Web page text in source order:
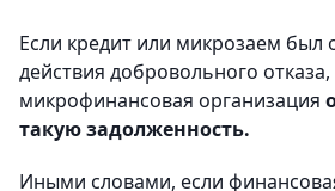
Если кредит или микрозаем
действия добровольного
микрофинансовая организация
такую задолженность.
Иными словами, если